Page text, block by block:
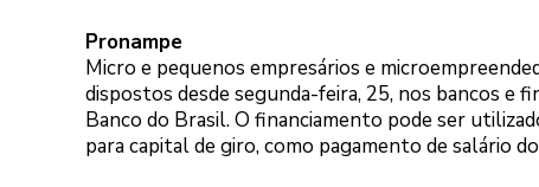
Pronampe
Micro e pequenos empresários e
dispostos desde segunda-feira, 25, nos bancos e
Banco do Brasil. O financiamento pode ser
para capital de giro, como pagamento de salário